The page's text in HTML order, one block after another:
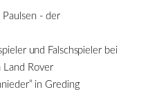
- der
und Falschspieler bei
Land Rover
in Greding